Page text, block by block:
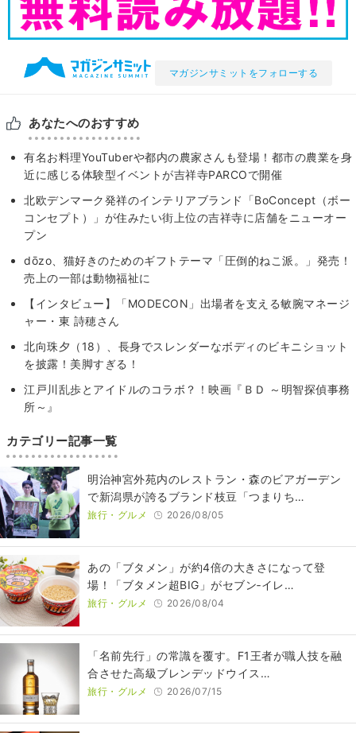
マガジンサミットをフォローする
あなたへのおすすめ
有名お料理YouTuberや都内の農家さんも登場！都市の農業を身
近に感じる体験型イベントが吉祥寺PARCOで開催
北欧デンマーク発祥のインテリアブランド「BoConcept（ボー
コンセプト）」が住みたい街上位の吉祥寺に店舗をニューオー
プン
dōzo、猫好きのためのギフトテーマ「圧倒的ねこ派。」発売！
売上の一部は動物福祉に
【インタビュー】「MODECON」出場者を支える敏腕マネージ
ャー・東 詩穂さん
北向珠夕（18）、長身でスレンダーなボディのビキニショット
を披露！美脚すぎる！
江戸川乱歩とアイドルのコラボ？！映画『ＢＤ ～明智探偵事務
所～』
カテゴリー記事一覧
明治神宮外苑内のレストラン・森のビアガーデン
で新潟県が誇るブランド枝豆「つまりち…
旅行・グルメ 2026/08/05
あの「ブタメン」が約4倍の大きさになって登
場！「ブタメン超BIG」がセブン‐イレ…
旅行・グルメ 2026/08/04
​​「名前先行」の常識を覆す。F1王者が職人技を融
合させた高級ブレンデッドウイス…
旅行・グルメ 2026/07/15